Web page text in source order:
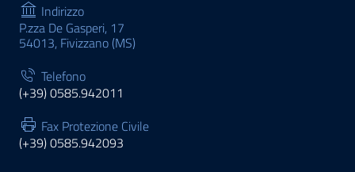
Indirizzo
P.zza De Gasperi, 17
54013, Fivizzano (MS)
Telefono
(+39) 0585.942011
Fax Protezione Civile
(+39) 0585.942093